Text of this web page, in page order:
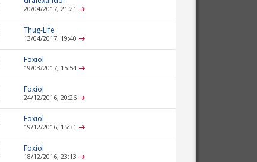
20/04/2017, 21:21
Thug-Life
13/04/2017, 19:40
Foxiol
19/03/2017, 15:54
Foxiol
24/12/2016, 20:26
Foxiol
19/12/2016, 15:31
Foxiol
18/12/2016, 23:13